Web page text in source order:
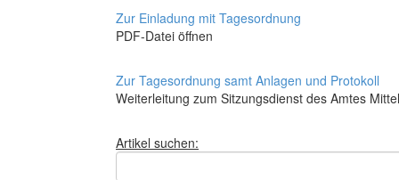
Zur Einladung mit Tagesordnung
PDF-Datei öffnen
Zur Tagesordnung samt Anlagen und Protokoll
Weiterleitung zum Sitzungsdienst des Amtes
Artikel suchen: